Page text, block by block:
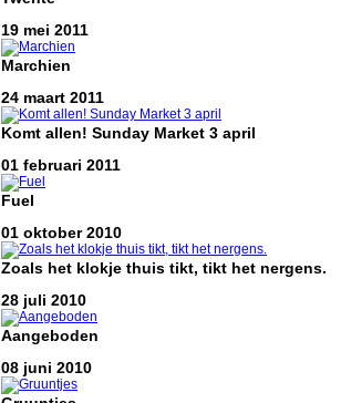
19 mei 2011
Marchien
24 maart 2011
Komt allen! Sunday Market 3 april
01 februari 2011
Fuel
01 oktober 2010
Zoals het klokje thuis tikt, tikt het nergens.
28 juli 2010
Aangeboden
08 juni 2010